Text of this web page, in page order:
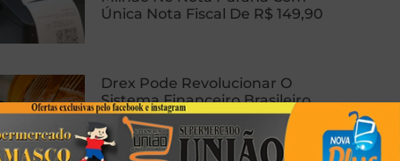
Única Nota Fiscal De R$ 149,90
Drex Pode Revolucionar O
Sistema Financeiro Brasileiro
Com Contratos Inteligentes,
Tokenização E Dinheiro
Programável